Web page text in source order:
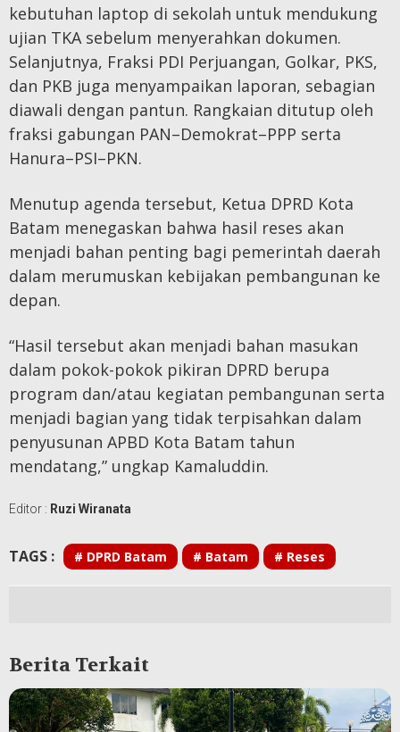
kebutuhan laptop di sekolah untuk mendukung
ujian TKA sebelum menyerahkan dokumen.
Selanjutnya, Fraksi PDI Perjuangan, Golkar, PKS,
dan PKB juga menyampaikan laporan, sebagian
diawali dengan pantun. Rangkaian ditutup oleh
fraksi gabungan PAN–Demokrat–PPP serta
Hanura–PSI–PKN.
Menutup agenda tersebut, Ketua DPRD Kota
Batam menegaskan bahwa hasil reses akan
menjadi bahan penting bagi pemerintah daerah
dalam merumuskan kebijakan pembangunan ke
depan.
“Hasil tersebut akan menjadi bahan masukan
dalam pokok-pokok pikiran DPRD berupa
program dan/atau kegiatan pembangunan serta
menjadi bagian yang tidak terpisahkan dalam
penyusunan APBD Kota Batam tahun
mendatang,” ungkap Kamaluddin.
Editor : Ruzi Wiranata
TAGS : # DPRD Batam # Batam # Reses
Berita Terkait